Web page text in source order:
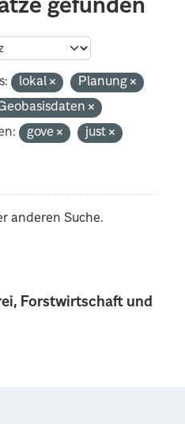
Forstwirtschaft und
gefunden
lokal
Planung
gove just
anderen Suche.